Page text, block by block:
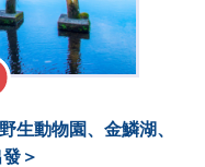
生動物園、金鱗湖、
＞